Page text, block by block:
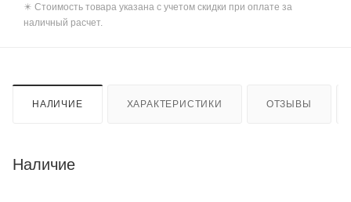
✴️ Стоимость товара указана с учетом скидки при оплате за
наличный расчет.
НАЛИЧИЕ ХАРАКТЕРИСТИКИ ОТЗЫВЫ
Наличие